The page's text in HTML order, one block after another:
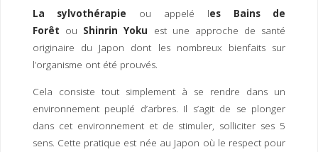
N
APE
UTE
ER
La sylvothérapie ou appelé les Bains de
Forêt ou Shinrin Yoku est une approche de santé
originaire du Japon dont les nombreux bienfaits sur
l’organisme ont été prouvés.
Cela consiste tout simplement à se rendre dans un
environnement peuplé d’arbres. Il s’agit de se plonger
dans cet environnement et de stimuler, solliciter ses 5
sens. Cette pratique est née au Japon où le respect pour